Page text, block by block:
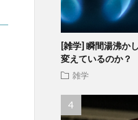
[雑学] 瞬間湯沸か
変えているのか？
雑学